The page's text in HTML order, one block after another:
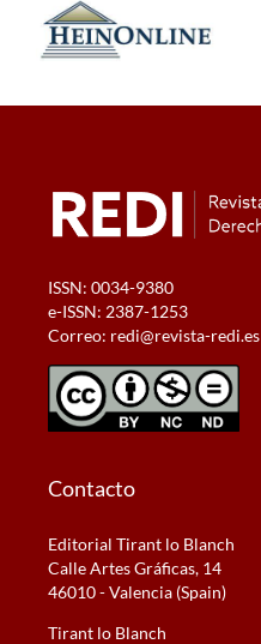
ISSN: 0034-9380
e-ISSN: 2387-1253
Correo: redi@revista-redi.es
Contacto
Editorial Tirant lo Blanch
Calle Artes Gráficas, 14
46010 - Valencia (Spain)
Tirant lo Blanch